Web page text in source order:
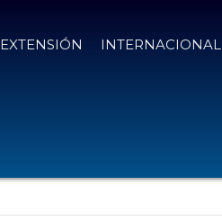
EXTENSIÓN INTERNACIONAL